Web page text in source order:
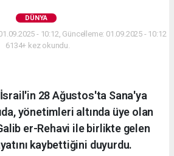
DÜNYA
- 10:12, Güncelleme: 01.09.2025 - 10:12
6134+ kez okundu.
28 Ağustos'ta Sana'ya
yönetimleri altında üye olan
er-Rehavi ile birlikte gelen
kaybettiğini duyurdu.